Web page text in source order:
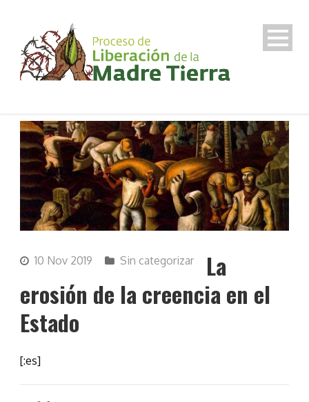
10 Nov 2019 Sin categorizar
La
erosión de la creencia en el
Estado
[:es]